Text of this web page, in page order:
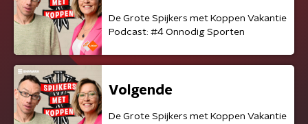
De Grote Spijkers met Koppen Vakantie
Podcast: #4 Onnodig Sporten
Volgende
De Grote Spijkers met Koppen Vakantie